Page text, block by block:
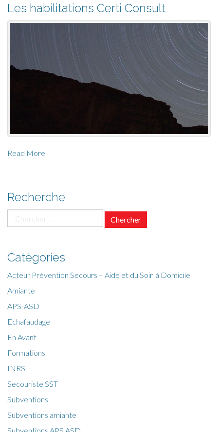
Les habilitations Certi Consult
Read More
Recherche
pour
Catégories
Acteur Prévention Secours – Aide et du Soin à Domicile
Amiante
APS-ASD
Echafaudage
En Avant
Formations
INRS
Secouriste SST
Subventions
Subventions amiante